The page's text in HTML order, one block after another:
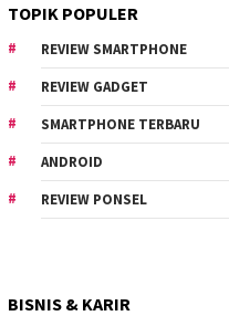
TOPIK POPULER
REVIEW SMARTPHONE
REVIEW GADGET
SMARTPHONE TERBARU
ANDROID
REVIEW PONSEL
BISNIS & KARIR